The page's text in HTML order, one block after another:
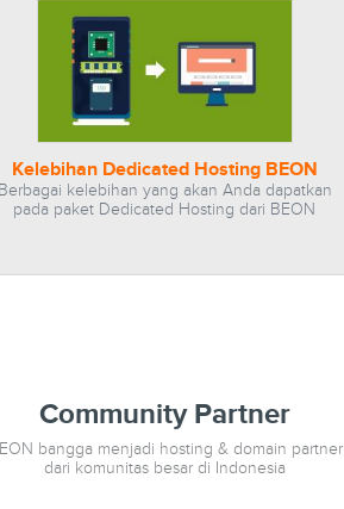
Kelebihan Dedicated Hosting BEON
Berbagai kelebihan yang akan Anda dapatkan
pada paket Dedicated Hosting dari BEON
Community Partner
bangga menjadi hosting & domain partner
dari komunitas besar di Indonesia